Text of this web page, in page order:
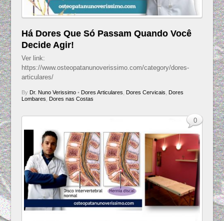
Há Dores Que Só Passam Quando Você
Decide Agir!
Ver link:
https://www.osteopatanunoverissimo.com/category/dores-
articulares/
By Dr. Nuno Verissimo• Dores Articulares, Dores Cervicais, Dores
Lombares, Dores nas Costas
0